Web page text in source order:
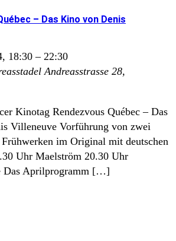
– Das Kino von Denis
18:30 – 22:30
Andreasstrasse 28,
Kinotag Rendezvous Québec – Das
Villeneuve Vorführung von zwei
im Original mit deutschen
Uhr Maelström 20.30 Uhr
Das Aprilprogramm […]